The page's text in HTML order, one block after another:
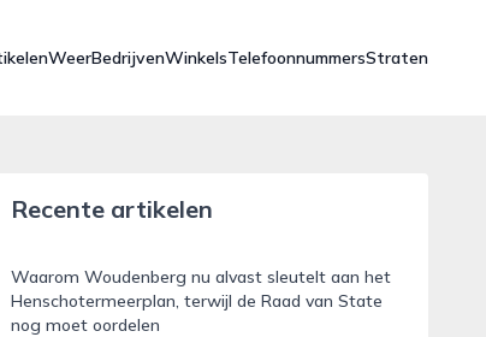
WeerBedrijvenWinkelsTelefoonnummersStraten
Recente artikelen
Waarom Woudenberg nu alvast sleutelt aan het
Henschotermeerplan, terwijl de Raad van State
nog moet oordelen